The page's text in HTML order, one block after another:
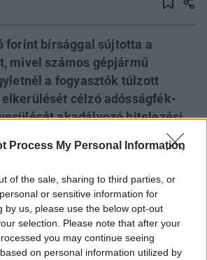
Process My Personal Information
of the sale, sharing to third parties, or
or sensitive information for
by us, please use the below opt-out
selection. Please note that after your
you may continue seeing
on personal information utilized by
forint bírsággal sújtotta a
mivel számos gépjármű
a fogyasztók túlzott
célzó adósságfék-
akadályozó hitelezési
előírásokat is megsértette -
Forum 2026Átalakulóban a magyar
választások után gyökeresen
körülmények és a célok. Merre tart a
mivel néz szembe a nemzetközi